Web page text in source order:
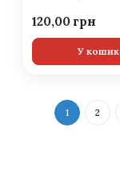
120,00
У кошик
1 2